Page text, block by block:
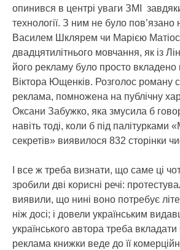
опинився в центрі уваги ЗМІ
технології. З ним не було пов’язано
Василем Шклярем чи Марією Матіос,
двадцятилітнього мовчання, як із
його рекламу було просто вкладено
Віктора Ющенків. Розголос роману
реклама, помножена на публічну
Оксани Забужко, яка змусила б
навіть тоді, коли б під палітурками
секретів» виявилося 832 сторінки
І все ж треба визнати, що саме ці
зробили дві корисні речі:
виявили, що нині воно потребує
ніж досі; і довели українським
українського автора треба
реклама книжки веде до її